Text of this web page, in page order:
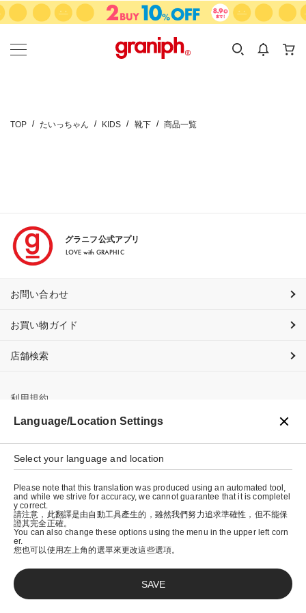
カテゴリーから探す
KIDS
カテゴリ
サイズ
TOP たいっちゃん KIDS 靴下 商品一覧
グラニフ公式アプリ
LOVE with GRAPHIC
お問い合わせ
お買い物ガイド
店舗検索
利用規約
プライバシーポリシー
特定商取引法に基づく表示
会社概要
© graniph inc.
Language/Location Settings
Select your language and location
Please note that this translation was produced using an automated tool,
and while we strive for accuracy, we cannot guarantee that it is completel
y correct.
請注意，此翻譯是由自動工具產生的，雖然我們努力追求準確性，但不能保
證其完全正確。
You can also change these options using the menu in the upper left corn
er.
您也可以使用左上角的選單來更改這些選項。
SAVE